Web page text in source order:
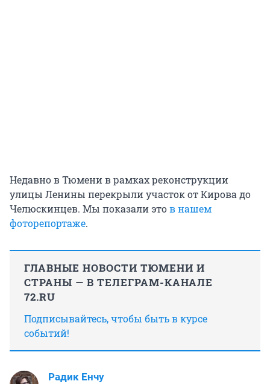
Недавно в Тюмени в рамках реконструкции
улицы Ленины перекрыли участок от Кирова до
Челюскинцев. Мы показали этов нашем
фоторепортаже.
ГЛАВНЫЕ НОВОСТИ ТЮМЕНИ И
СТРАНЫ — В ТЕЛЕГРАМ-КАНАЛЕ
72.RU
Подписывайтесь, чтобы быть в курсе
событий!
Радик Енчу